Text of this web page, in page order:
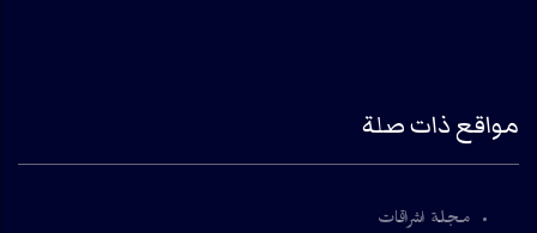
مواقع ذات صلة
مجلة اشراقات